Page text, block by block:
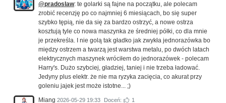
@pradoslaw: te golarki są fajne na początku, ale polecam
zrobić recenzję po co najmniej 6 miesiącach, bo się super
szybko tępią, nie da się za bardzo ostrzyć, a nowe ostrza
kosztują tyle co nowa maszynka ze średniej półki, co dla mnie
je przekreśla. I nie golą tak gładko jak zwykła jednorazówka bo
między ostrzem a twarzą jest warstwa metalu, po dwóch latach
elektrycznych maszynek wróciłem do jednorazówek - polecam
Harry's. Dużo szybciej, gładziej, taniej i nie trzeba ładować.
Jedyny plus elektr. że nie ma ryzyka zacięcia, co akurat przy
goleniu jajek jest może istotne... ;)
Miang 2026-05-29 19:33 Doceń: 1